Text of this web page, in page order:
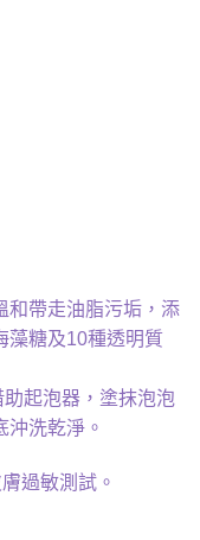
和帶走油脂污垢，添
藻糖及10種透明質
起泡器，塗抹泡泡
洗乾淨。
過敏測試。